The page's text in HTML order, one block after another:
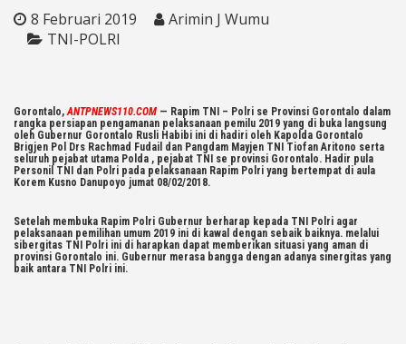
8 Februari 2019
Arimin J Wumu
TNI-POLRI
Gorontalo,ANTPNEWS110.COM — Rapim TNI – Polri se Provinsi Gorontalo dalam
rangka persiapan pengamanan pelaksanaan pemilu 2019 yang di buka langsung
oleh Gubernur Gorontalo Rusli Habibi ini di hadiri oleh Kapolda Gorontalo
Brigjen Pol Drs Rachmad Fudail dan Pangdam Mayjen TNI Tiofan Aritono serta
seluruh pejabat utama Polda , pejabat TNI se provinsi Gorontalo. Hadir pula
Personil TNI dan Polri pada pelaksanaan Rapim Polri yang bertempat di aula
Korem Kusno Danupoyo jumat 08/02/2018.
Setelah membuka Rapim Polri Gubernur berharap kepada TNI Polri agar
pelaksanaan pemilihan umum 2019 ini di kawal dengan sebaik baiknya. melalui
sibergitas TNI Polri ini di harapkan dapat memberikan situasi yang aman di
provinsi Gorontalo ini. Gubernur merasa bangga dengan adanya sinergitas yang
baik antara TNI Polri ini.